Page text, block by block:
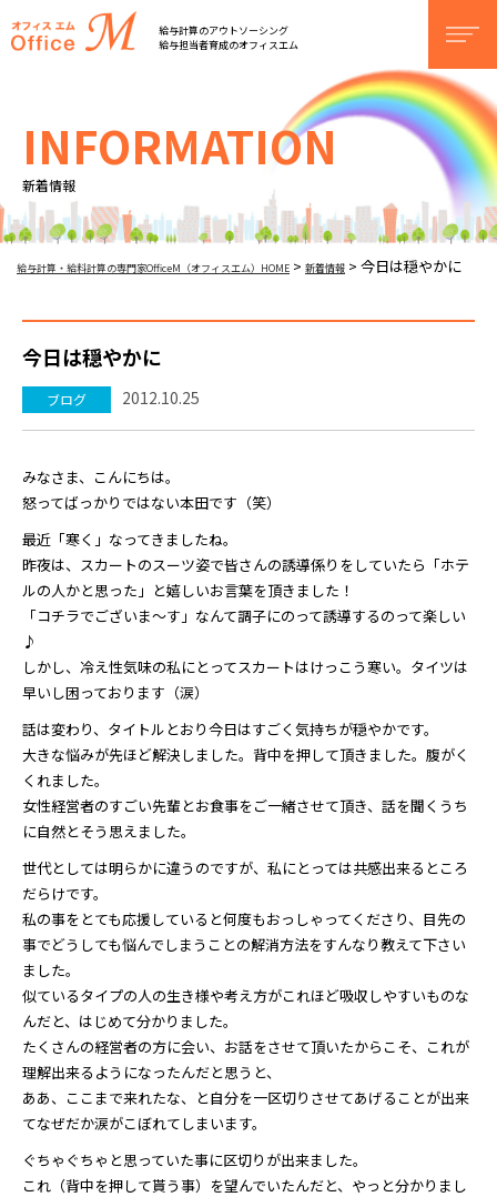
オフィスM
給与計算のアウトソーシング
給与担当者育成のオフィスエム
INFORMATION
新着情報
給与計算・給料計算の専門家OfficeM（オフィスエム）HOME > 新着情報 > 今日は穏やかに
今日は穏やかに
ブログ 2012.10.25
みなさま、こんにちは。
怒ってばっかりではない本田です（笑）
最近「寒く」なってきましたね。
昨夜は、スカートのスーツ姿で皆さんの誘導係りをしていたら「ホテ
ルの人かと思った」と嬉しいお言葉を頂きました！
「コチラでございま～す」なんて調子にのって誘導するのって楽しい
♪
しかし、冷え性気味の私にとってスカートはけっこう寒い。タイツは
早いし困っております（涙）
話は変わり、タイトルとおり今日はすごく気持ちが穏やかです。
大きな悩みが先ほど解決しました。背中を押して頂きました。腹がく
くれました。
女性経営者のすごい先輩とお食事をご一緒させて頂き、話を聞くうち
に自然とそう思えました。
世代としては明らかに違うのですが、私にとっては共感出来るところ
だらけです。
私の事をとても応援していると何度もおっしゃってくださり、目先の
事でどうしても悩んでしまうことの解消方法をすんなり教えて下さい
ました。
似ているタイプの人の生き様や考え方がこれほど吸収しやすいものな
んだと、はじめて分かりました。
たくさんの経営者の方に会い、お話をさせて頂いたからこそ、これが
理解出来るようになったんだと思うと、
ああ、ここまで来れたな、と自分を一区切りさせてあげることが出来
てなぜだか涙がこぼれてしまいます。
ぐちゃぐちゃと思っていた事に区切りが出来ました。
これ（背中を押して貰う事）を望んでいたんだと、やっと分かりまし